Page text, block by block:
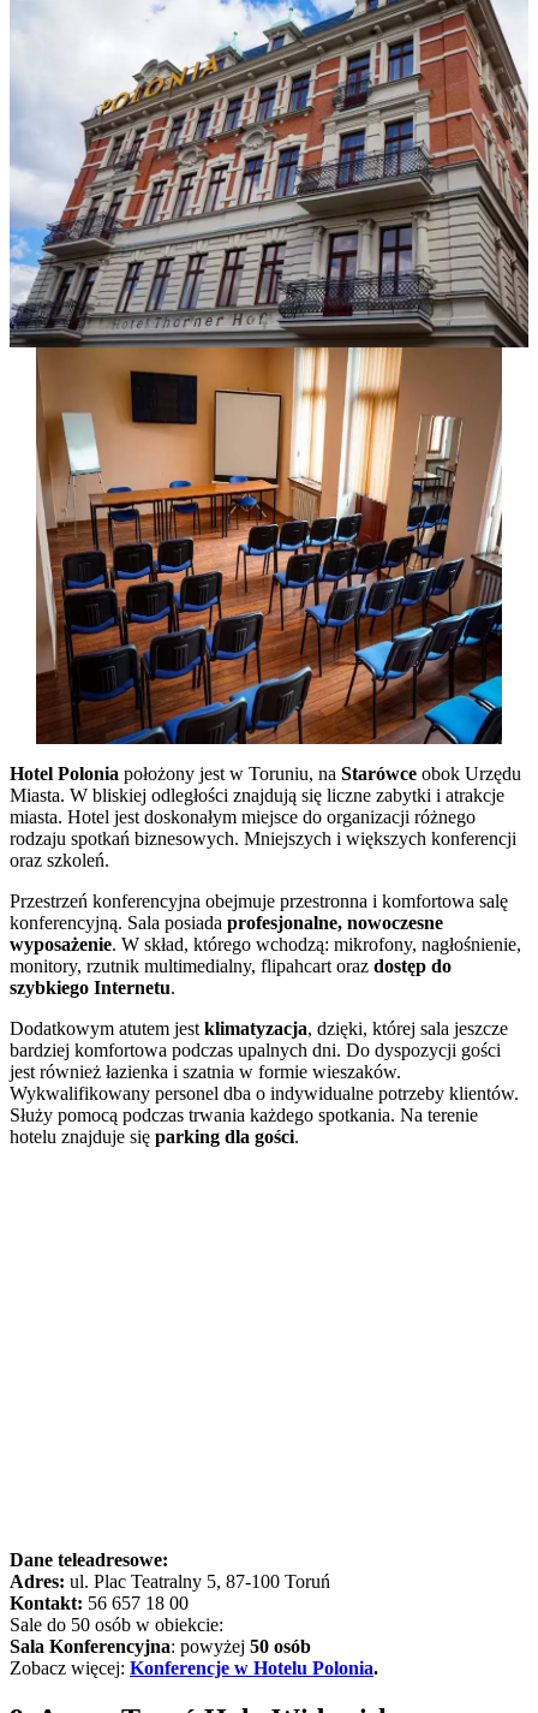
Hotel Polonia położony jest w Toruniu, na Starówce obok Urzędu
Miasta. W bliskiej odległości znajdują się liczne zabytki i atrakcje
miasta. Hotel jest doskonałym miejsce do organizacji różnego
rodzaju spotkań biznesowych. Mniejszych i większych konferencji
oraz szkoleń.
Przestrzeń konferencyjna obejmuje przestronna i komfortowa salę
konferencyjną. Sala posiada profesjonalne, nowoczesne
wyposażenie. W skład, którego wchodzą: mikrofony, nagłośnienie,
monitory, rzutnik multimedialny, flipahcart oraz dostęp do
szybkiego Internetu.
Dodatkowym atutem jest klimatyzacja, dzięki, której sala jeszcze
bardziej komfortowa podczas upalnych dni. Do dyspozycji gości
jest również łazienka i szatnia w formie wieszaków.
Wykwalifikowany personel dba o indywidualne potrzeby klientów.
Służy pomocą podczas trwania każdego spotkania. Na terenie
hotelu znajduje się parking dla gości.
Dane teleadresowe:
Adres: ul. Plac Teatralny 5, 87-100 Toruń
Kontakt: 56 657 18 00
Sale do 50 osób w obiekcie:
Sala Konferencyjna: powyżej 50 osób
Zobacz więcej: Konferencje w Hotelu Polonia.